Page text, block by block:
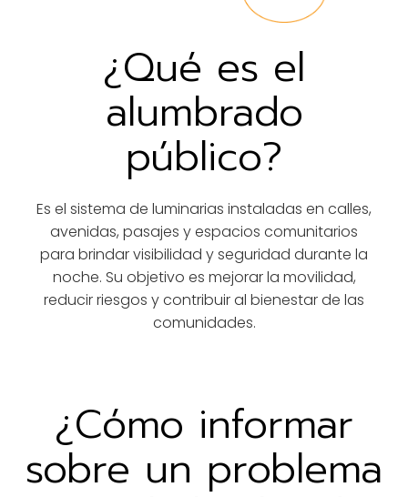
¿Qué es el
alumbrado
público?
Es el sistema de luminarias instaladas en calles,
avenidas, pasajes y espacios comunitarios
para brindar visibilidad y seguridad durante la
noche. Su objetivo es mejorar la movilidad,
reducir riesgos y contribuir al bienestar de las
comunidades.
¿Cómo informar
sobre un problema